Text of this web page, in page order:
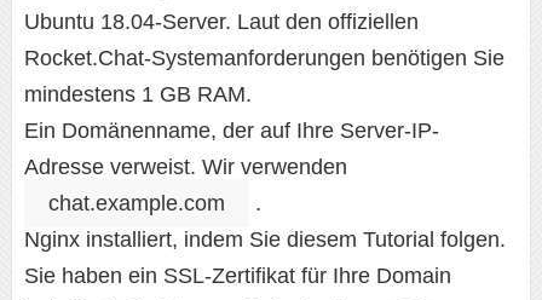
Ubuntu 18.04-Server. Laut den offiziellen
Rocket.Chat-Systemanforderungen benötigen Sie
mindestens 1 GB RAM.
Ein Domänenname, der auf Ihre Server-IP-
Adresse verweist. Wir verwenden
chat.example.com
.
Nginx installiert, indem Sie diesem Tutorial folgen.
Sie haben ein SSL-Zertifikat für Ihre Domain